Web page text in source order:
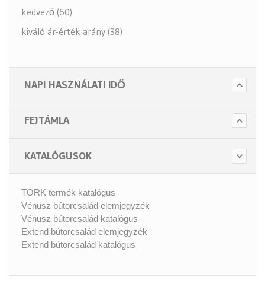
kedvező (60)
kiváló ár-érték arány (38)
NAPI HASZNÁLATI IDŐ
FEJTÁMLA
KATALÓGUSOK
TORK termék katalógus
Vénusz bútorcsalád elemjegyzék
Vénusz bútorcsalád katalógus
Extend bútorcsalád elemjegyzék
Extend bútorcsalád katalógus